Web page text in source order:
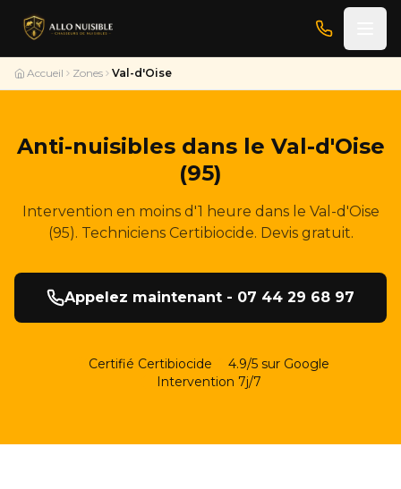
Accueil Zones Val-d'Oise
Anti-nuisibles dans le Val-d'Oise
(95)
Intervention en moins d'1 heure dans le Val-d'Oise
(95). Techniciens Certibiocide. Devis gratuit.
Appelez maintenant - 07 44 29 68 97
Certifié Certibiocide
4.9/5 sur Google
Intervention 7j/7